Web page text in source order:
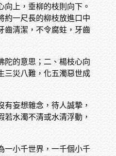
上，垂柳的枝則向下。
約一尺長的柳枝放進口中
齒清潔，不令腐蛀，牙齒
陀的意思；二、楊枝心向
三災八難，化五濁惡世成
妄想雜念，待人誠摯，
水濁不清或水清浮動，
一小千世界，一千個小千